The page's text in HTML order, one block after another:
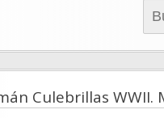
Culebrillas WWII.